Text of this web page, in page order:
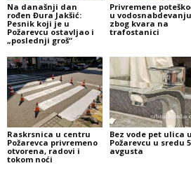
Na današnji dan
rođen Đura Jakšić:
Pesnik koji je u
Požarevcu ostavljao i
„poslednji groš“
Privremene
u vodosnabdevanju
zbog kvara na
trafostanici
Raskrsnica u centru
Požarevca privremeno
otvorena, radovi i
tokom noći
Bez vode pet ulica u
Požarevcu u sredu
avgusta